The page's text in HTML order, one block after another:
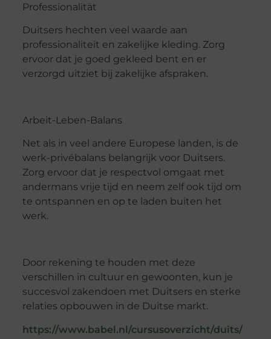
Professionalität
Duitsers hechten veel waarde aan
professionaliteit en zakelijke kleding. Zorg
ervoor dat je goed gekleed bent en er
verzorgd uitziet bij zakelijke afspraken.
Arbeit-Leben-Balans
Net als in veel andere Europese landen, is de
werk-privébalans belangrijk voor Duitsers.
Zorg ervoor dat je respectvol omgaat met
andermans vrije tijd en neem zelf ook tijd om
te ontspannen en op te laden buiten het
werk.
Door rekening te houden met deze
verschillen in cultuur en gewoonten, kun je
succesvol zakendoen met Duitsers en sterke
relaties opbouwen in de Duitse markt.
https://www.babel.nl/cursusoverzicht/duits/